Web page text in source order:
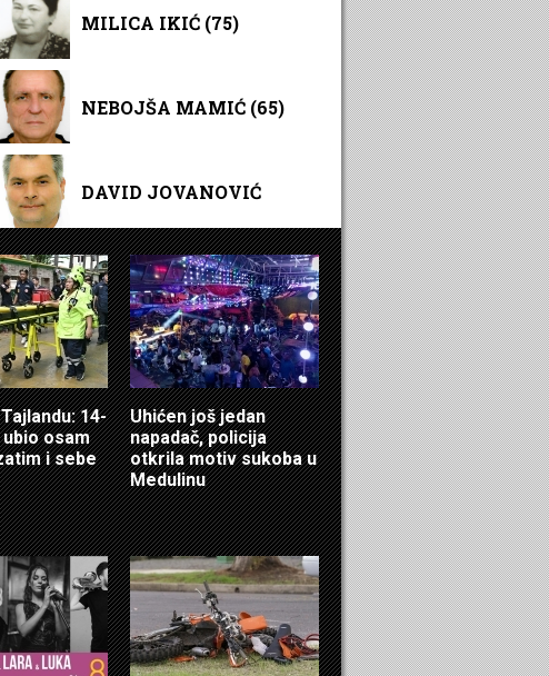
MILICA IKIĆ (75)
NEBOJŠA MAMIĆ (65)
DAVID JOVANOVIĆ
14-
osam
i sebe
Uhićen još jedan
napadač, policija
otkrila motiv sukoba u
Medulinu